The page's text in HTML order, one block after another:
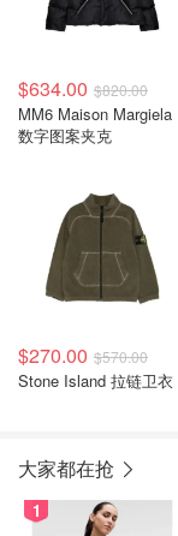
$634.00 $820.00
MM6 Maison Margiela
数字图案夹克
$270.00 $570.00
Stone Island 拉链卫衣
大家都在抢
1